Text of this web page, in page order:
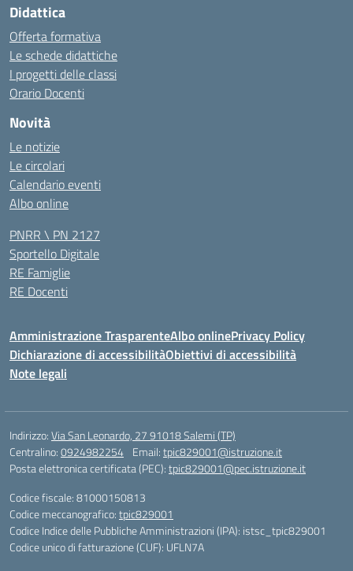
Didattica
Offerta formativa
Le schede didattiche
I progetti delle classi
Orario Docenti
Novità
Le notizie
Le circolari
Calendario eventi
Albo online
PNRR \ PN 2127
Sportello Digitale
RE Famiglie
RE Docenti
Amministrazione TrasparenteAlbo onlinePrivacy Policy
Dichiarazione di accessibilitàObiettivi di accessibilità
Note legali
Indirizzo:Via San Leonardo, 27 91018 Salemi (TP)
Centralino:0924982254 Email:tpic829001@istruzione.it
Posta elettronica certificata (PEC):tpic829001@pec.istruzione.it
Codice fiscale: 81000150813
Codice meccanografico:tpic829001
Codice Indice delle Pubbliche Amministrazioni (IPA): istsc_tpic829001
Codice unico di fatturazione (CUF): UFLN7A